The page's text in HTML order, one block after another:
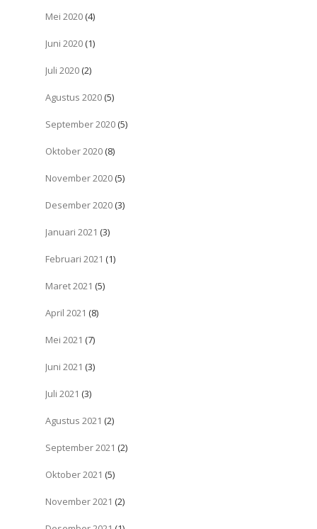
Mei 2020 (4)
Juni 2020 (1)
Juli 2020 (2)
Agustus 2020 (5)
September 2020 (5)
Oktober 2020 (8)
November 2020 (5)
Desember 2020 (3)
Januari 2021 (3)
Februari 2021 (1)
Maret 2021 (5)
April 2021 (8)
Mei 2021 (7)
Juni 2021 (3)
Juli 2021 (3)
Agustus 2021 (2)
September 2021 (2)
Oktober 2021 (5)
November 2021 (2)